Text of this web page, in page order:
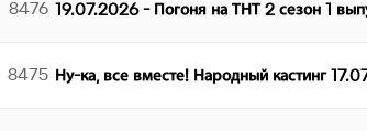
8476 19.07.2026 - Погоня на ТНТ 2 сезон 1
8475 Ну-ка, все вместе! Народный кастинг